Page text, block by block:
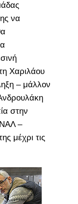
να
Χαριλάου
– μάλλον
στην
–
μέχρι τις